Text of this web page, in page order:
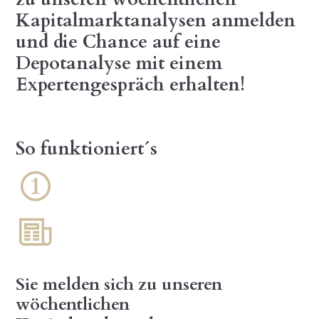
Kapitalmarktanalysen anmelden
und die Chance auf eine
Depotanalyse mit einem
Expertengespräch erhalten!
So funktioniert´s
Sie melden sich zu unseren
wöchentlichen